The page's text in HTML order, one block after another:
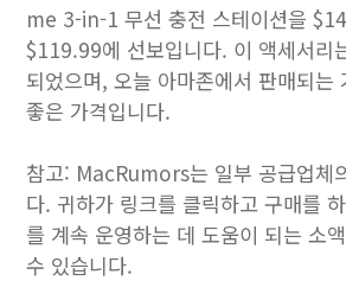
me 3-in-1 무선 충전 스테이션을
$119.99에 선보입니다. 이 액세서리
되었으며, 오늘 아마존에서 판매되는
좋은 가격입니다.
참고: MacRumors는 일부 공급업체
다. 귀하가 링크를 클릭하고 구매를
를 계속 운영하는 데 도움이 되는 소
수 있습니다.